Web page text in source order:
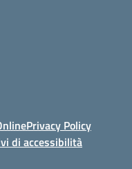
Privacy Policy
di accessibilità